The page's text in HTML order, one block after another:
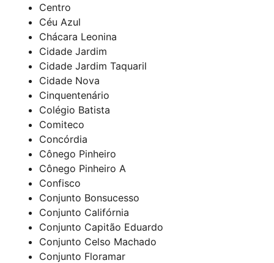
Centro
Céu Azul
Chácara Leonina
Cidade Jardim
Cidade Jardim Taquaril
Cidade Nova
Cinquentenário
Colégio Batista
Comiteco
Concórdia
Cônego Pinheiro
Cônego Pinheiro A
Confisco
Conjunto Bonsucesso
Conjunto Califórnia
Conjunto Capitão Eduardo
Conjunto Celso Machado
Conjunto Floramar